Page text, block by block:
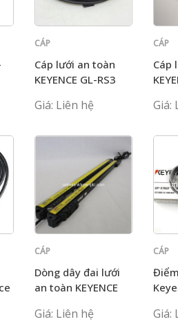
CÁP
Cáp lưới an toàn
KEYENCE GL-RS3
Giá: Liên hệ
CÁP
Cáp
Giá:
CÁP
Dòng dây đai lưới
an toàn KEYENCE
GL-S20SH
Giá: Liên hệ
CÁP
Giá: